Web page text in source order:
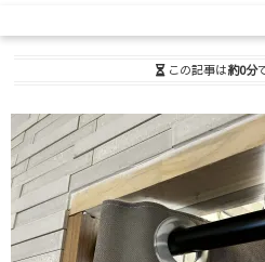
この記事は約0分